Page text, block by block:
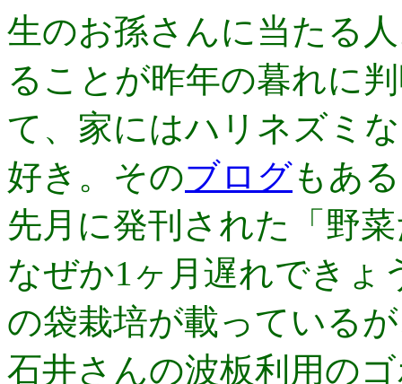
生のお孫さんに当たる
ることが昨年の暮れに
て、家にはハリネズミ
好き。そのブログもあ
先月に発刊された「野
なぜか1ヶ月遅れできょ
の袋栽培が載っている
石井さんの波板利用の